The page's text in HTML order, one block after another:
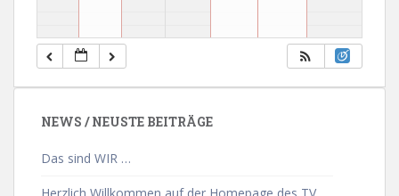
22:00
NEWS / NEUSTE BEITRÄGE
Das sind WIR …